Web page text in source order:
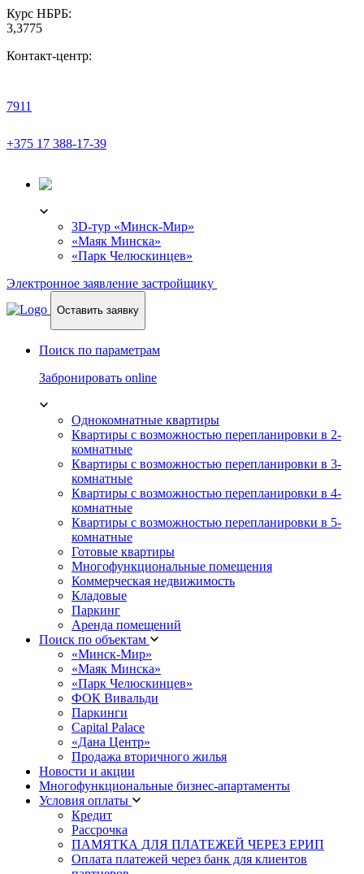
Курс НБРБ:
3,3775
Контакт-центр:
7911
+375 17 388-17-39
3D-тур «Минск-Мир»
«Маяк Минска»
«Парк Челюскинцев»
Электронное заявление застройщику
Оставить заявку
Поиск по параметрам
Забронировать online
Однокомнатные квартиры
Квартиры с возможностью перепланировки в 2-
комнатные
Квартиры с возможностью перепланировки в 3-
комнатные
Квартиры с возможностью перепланировки в 4-
комнатные
Квартиры с возможностью перепланировки в 5-
комнатные
Готовые квартиры
Многофункциональные помещения
Коммерческая недвижимость
Кладовые
Паркинг
Аренда помещений
Поиск по объектам
«Минск-Мир»
«Маяк Минска»
«Парк Челюскинцев»
ФОК Вивальди
Паркинги
Capital Palace
«Дана Центр»
Продажа вторичного жилья
Новости и акции
Многофункциональные бизнес-апартаменты
Условия оплаты
Кредит
Рассрочка
ПАМЯТКА ДЛЯ ПЛАТЕЖЕЙ ЧЕРЕЗ ЕРИП
Оплата платежей через банк для клиентов